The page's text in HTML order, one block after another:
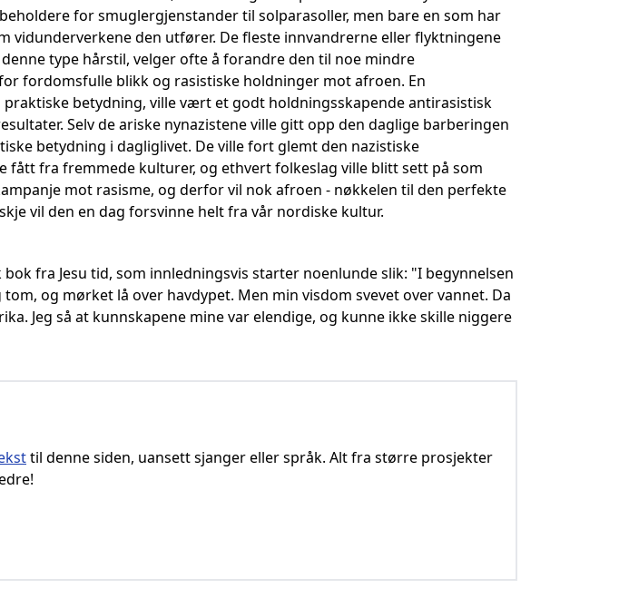
for smuglergjenstander til solparasoller, men bare en som har
den utfører. De fleste innvandrerne eller flyktningene
type hårstil, velger ofte å forandre den til noe mindre
fordomsfulle blikk og rasistiske holdninger mot afroen. En
betydning, ville vært et godt holdningsskapende antirasistisk
Selv de ariske nynazistene ville gitt opp den daglige barberingen
betydning i dagliglivet. De ville fort glemt den nazistiske
fått fra fremmede kulturer, og ethvert folkeslag ville blitt sett på som
mot rasisme, og derfor vil nok afroen - nøkkelen til den perfekte
vil den en dag forsvinne helt fra vår nordiske kultur.
fra Jesu tid, som innledningsvis starter noenlunde slik: "I begynnelsen
og mørket lå over havdypet. Men min visdom svevet over vannet. Da
Jeg så at kunnskapene mine var elendige, og kunne ikke skille niggere
til denne siden, uansett sjanger eller språk. Alt fra større prosjekter